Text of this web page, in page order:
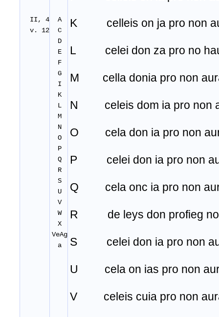
II, 4
v. 12
A
C
D
E
F
G
I
K
L
M
N
O
P
Q
R
S
U
V
W
X
VeAg
a
K celleis on ja pro non
L celei don za pro no
M cella donia pro non
N celeis dom ia pro non
O cela don ia pro non
P celei don ia pro non
Q cela onc ia pro non
R de leys don profieg
S celei don ia pro non
U cela on ias pro non
V celeis cuia pro non